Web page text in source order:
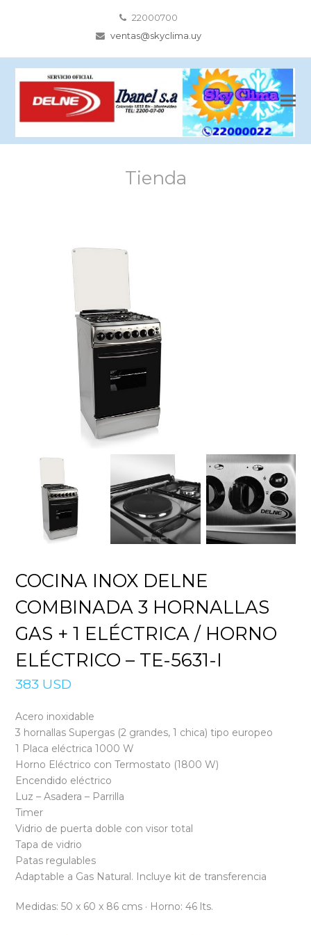
22000700
ventas@skyclima.uy
Tienda
COCINA INOX DELNE
COMBINADA 3 HORNALLAS
GAS + 1 ELÉCTRICA / HORNO
ELÉCTRICO – TE-5631-I
383 USD
Acero inoxidable
3 hornallas Supergas (2 grandes, 1 chica) tipo europeo
1 Placa eléctrica 1000 W
Horno Eléctrico con Termostato (1800 W)
Encendido eléctrico
Luz – Asadera – Parrilla
Timer
Vidrio de puerta doble con visor total
Tapa de vidrio
Patas regulables
Adaptable a Gas Natural. Incluye kit de transferencia
Medidas: 50 x 60 x 86 cms · Horno: 46 lts.